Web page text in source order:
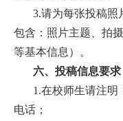
3.请为每张投稿照
包含：照片主题、拍
等基本信息）。
六、投稿信息要求
1.在校师生请注明
电话；